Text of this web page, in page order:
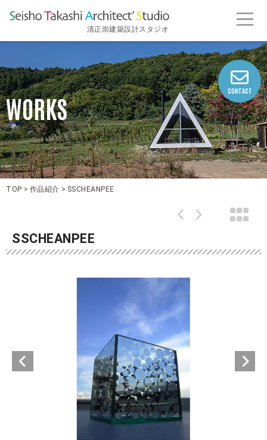
清正崇建築設計スタジオ
WORKS
TOP > 作品紹介 > SSCHEANPEE
SSCHEANPEE
CONTACT